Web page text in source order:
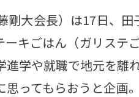
大会長）は17日、田
キごはん（ガリステ
学や就職で地元を離
ってもらおうと企画